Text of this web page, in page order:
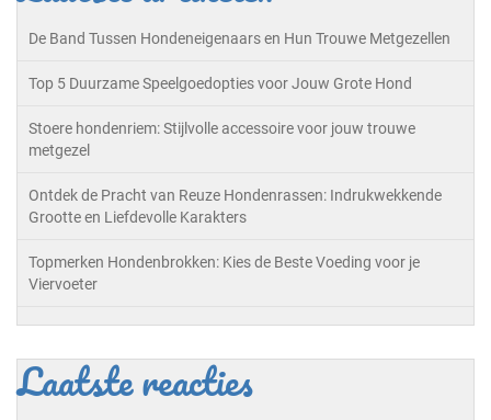
De Band Tussen Hondeneigenaars en Hun Trouwe Metgezellen
Top 5 Duurzame Speelgoedopties voor Jouw Grote Hond
Stoere hondenriem: Stijlvolle accessoire voor jouw trouwe
metgezel
Ontdek de Pracht van Reuze Hondenrassen: Indrukwekkende
Grootte en Liefdevolle Karakters
Topmerken Hondenbrokken: Kies de Beste Voeding voor je
Viervoeter
Laatste reacties